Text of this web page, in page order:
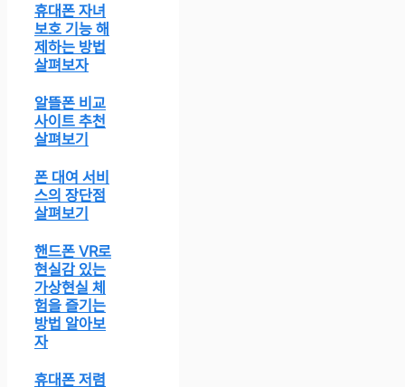
휴대폰 자녀
보호 기능 해
제하는 방법
살펴보자
알뜰폰 비교
사이트 추천
살펴보기
폰 대여 서비
스의 장단점
살펴보기
핸드폰 VR로
현실감 있는
가상현실 체
험을 즐기는
방법 알아보
자
휴대폰 저렴